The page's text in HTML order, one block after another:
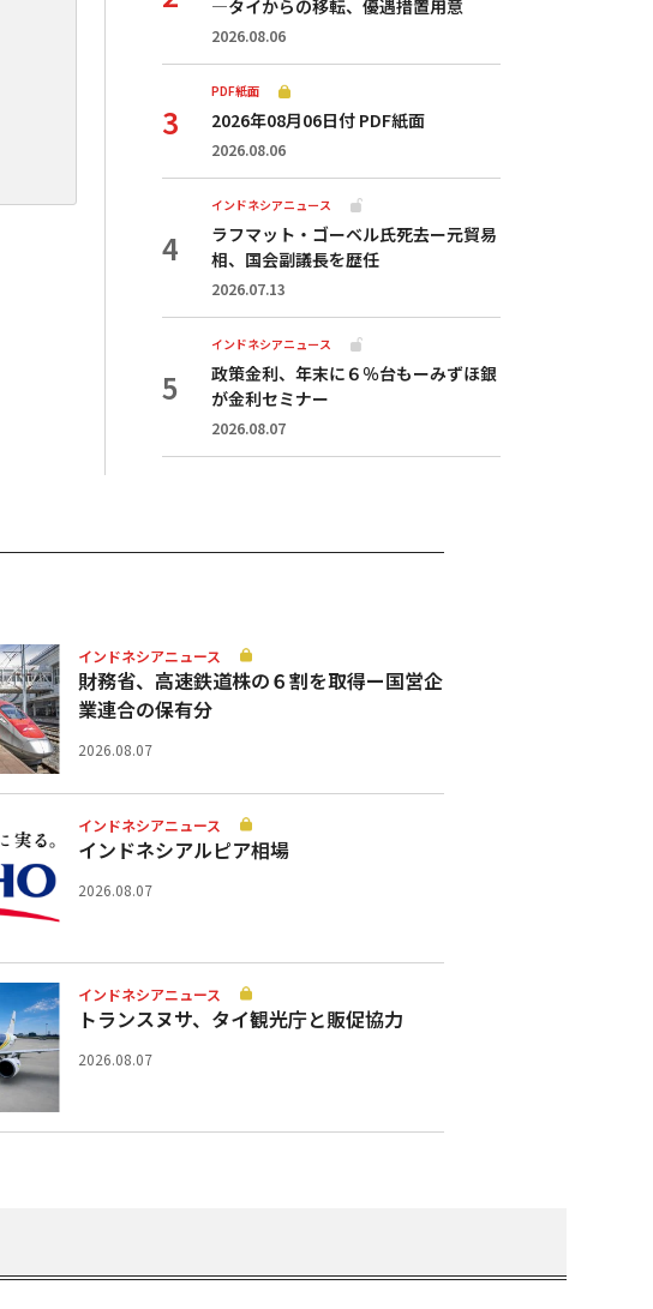
—タイからの移転、優遇措置用意
2026.08.06
PDF紙面
2026年08月06日付 PDF紙面
2026.08.06
インドネシアニュース
ラフマット・ゴーベル氏死去ー元貿易
相、国会副議長を歴任
2026.07.13
インドネシアニュース
政策金利、年末に６％台もーみずほ銀
が金利セミナー
2026.08.07
インドネシアニュース
財務省、高速鉄道株の６割を取得ー国営企
業連合の保有分
2026.08.07
インドネシアニュース
インドネシアルピア相場
2026.08.07
インドネシアニュース
トランスヌサ、タイ観光庁と販促協力
2026.08.07